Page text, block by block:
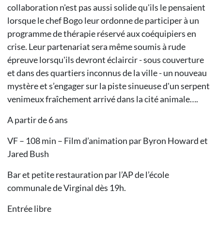
collaboration n'est pas aussi solide qu'ils le pensaient
lorsque le chef Bogo leur ordonne de participer à un
programme de thérapie réservé aux coéquipiers en
crise. Leur partenariat sera même soumis à rude
épreuve lorsqu'ils devront éclaircir - sous couverture
et dans des quartiers inconnus de la ville - un nouveau
mystère et s’engager sur la piste sinueuse d'un serpent
venimeux fraîchement arrivé dans la cité animale….
A partir de 6 ans
VF – 108 min – Film d’animation par Byron Howard et
Jared Bush
Bar et petite restauration par l’AP de l’école
communale de Virginal dès 19h.
Entrée libre